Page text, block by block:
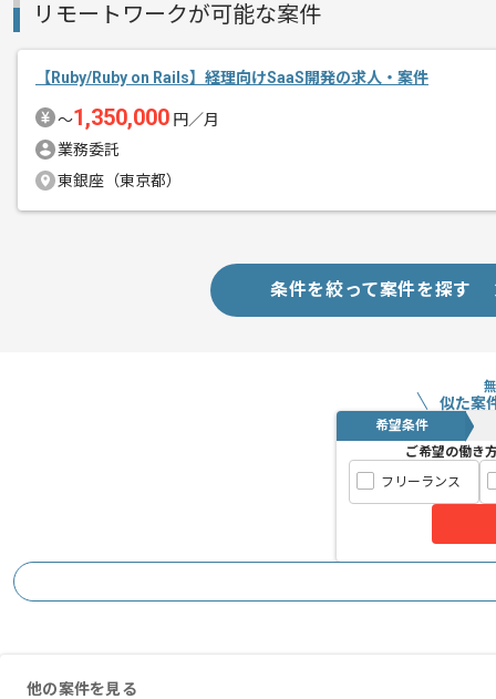
リモートワークが可能な案件
【Ruby/Ruby on Rails】経理向けSaaS開発の求人・案件
〜1,350,000 円／月
業務委託
東銀座（東京都）
条件を絞って案件を探す
似た案
希望条件
ご希望の働き
フリーランス
他の案件を見る